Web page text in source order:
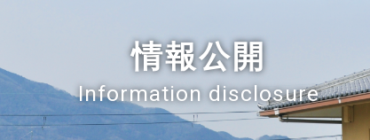
情報公開
Information disclosure